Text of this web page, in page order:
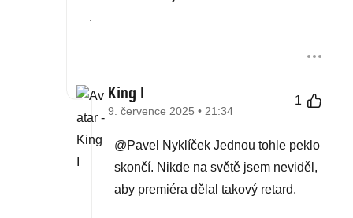
.
King I
9. července 2025 • 21:34
1
@Pavel Nyklíček Jednou tohle peklo
skončí. Nikde na světě jsem neviděl,
aby premiéra dělal takový retard.